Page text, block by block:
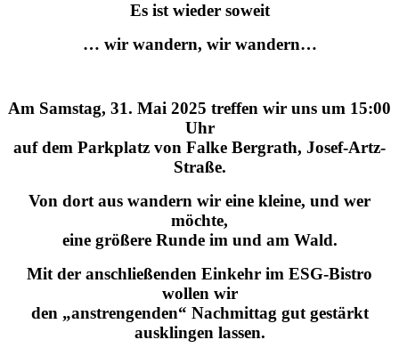
Es ist wieder soweit
… wir wandern, wir wandern…
Am Samstag, 31. Mai 2025 treffen wir uns um 15:00
Uhr
auf dem Parkplatz von Falke Bergrath, Josef-Artz-
Straße.
Von dort aus wandern wir eine kleine, und wer
möchte,
eine größere Runde im und am Wald.
Mit der anschließenden Einkehr im ESG-Bistro
wollen wir
den „anstrengenden“ Nachmittag gut gestärkt
ausklingen lassen.